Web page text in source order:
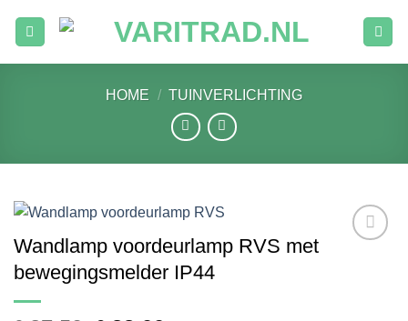
naar
HOME / TUINVERLICHTING
Wandlamp voordeurlamp RVS met
bewegingsmelder IP44